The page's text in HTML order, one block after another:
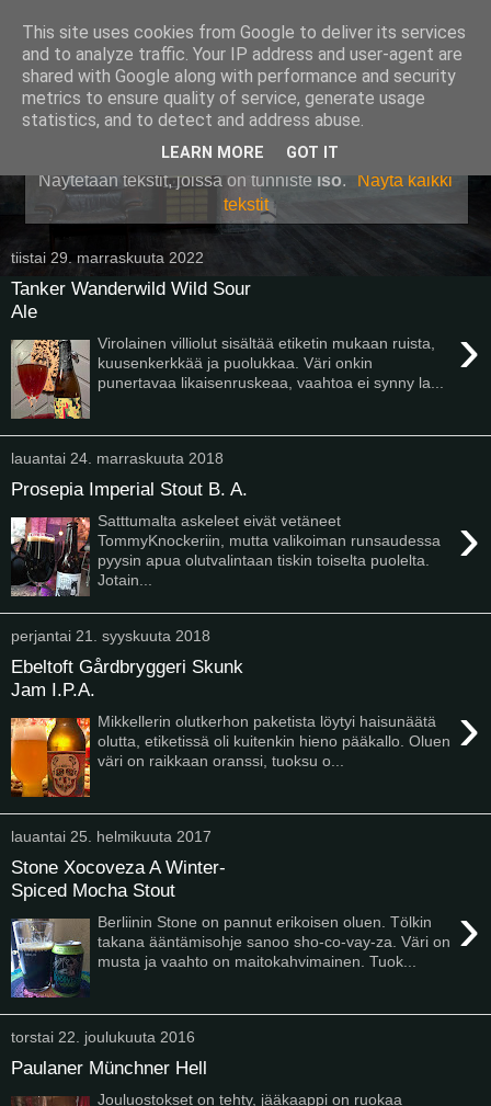
Pullollinen
Näytetään tekstit, joissa on tunniste iso. Näytä kaikki
tekstit
tiistai 29. marraskuuta 2022
Tanker Wanderwild Wild Sour
Ale
›
Virolainen villiolut sisältää etiketin mukaan ruista,
kuusenkerkkää ja puolukkaa. Väri onkin
punertavaa likaisenruskeaa, vaahtoa ei synny la...
lauantai 24. marraskuuta 2018
Prosepia Imperial Stout B. A.
›
Satttumalta askeleet eivät vetäneet
TommyKnockeriin, mutta valikoiman runsaudessa
pyysin apua olutvalintaan tiskin toiselta puolelta.
Jotain...
perjantai 21. syyskuuta 2018
Ebeltoft Gårdbryggeri Skunk
Jam I.P.A.
›
Mikkellerin olutkerhon paketista löytyi haisunäätä
olutta, etiketissä oli kuitenkin hieno pääkallo. Oluen
väri on raikkaan oranssi, tuoksu o...
lauantai 25. helmikuuta 2017
Stone Xocoveza A Winter-
Spiced Mocha Stout
›
Berliinin Stone on pannut erikoisen oluen. Tölkin
takana ääntämisohje sanoo sho-co-vay-za. Väri on
musta ja vaahto on maitokahvimainen. Tuok...
torstai 22. joulukuuta 2016
Paulaner Münchner Hell
Jouluostokset on tehty, jääkaappi on ruokaa
This site uses cookies from Google to deliver its services
and to analyze traffic. Your IP address and user-agent are
shared with Google along with performance and security
metrics to ensure quality of service, generate usage
statistics, and to detect and address abuse.
LEARN MORE GOT IT